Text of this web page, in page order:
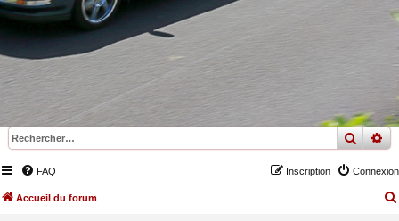
FAQ Connexion
Inscription
Accueil du forum